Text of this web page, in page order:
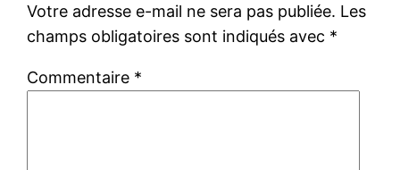
Votre adresse e-mail ne sera pas publiée. Les
champs obligatoires sont indiqués avec *
Commentaire *